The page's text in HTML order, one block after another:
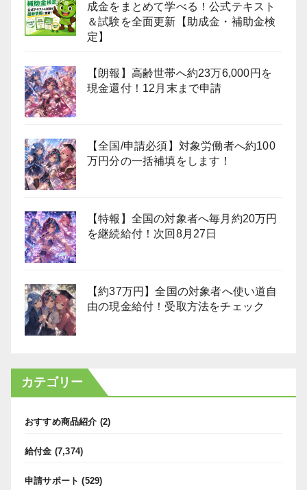
成金をまとめて学べる！公式テキスト
＆試験を全面更新【助成金・補助金検
定】
【朗報】高齢世帯へ約23万6,000円を
現金還付！12月末まで申請
【全国/申請必須】対象労働者へ約100
万円分の一括補填をします！
【特報】全国の対象者へ毎月約20万円
を継続給付！次回8月27日
【約37万円】全国の対象者へ使い道自
由の現金給付！受取方法をチェック
カテゴリー
おすすめ商品紹介 (2)
給付金 (7,374)
申請サポート (529)